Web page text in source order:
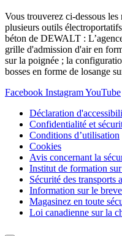
Vous trouverez ci-dessous
plusieurs outils
béton de DEWALT :
grille d'admission d'air en
sur la poignée ; la
bosses en forme de losange
Facebook InstagramYouTube
Déclaration
Confidentialité et
Conditions d’utilisation
Cookies
Avis concernant la
Institut de formation
Sécurité des transports
Information sur le
Magasinez en toute
Loi canadienne sur la